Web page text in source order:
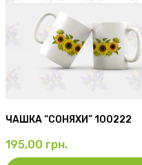
ЧАШКА “СОНЯХИ” 100222
195,00 грн.